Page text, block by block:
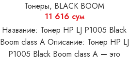
Тонеры, BLACK BOOM
11 616 сум
Название: Тонер HP LJ P1005 Black
Boom class A Описание: Тонер HP LJ
P1005 Black Boom class A — это